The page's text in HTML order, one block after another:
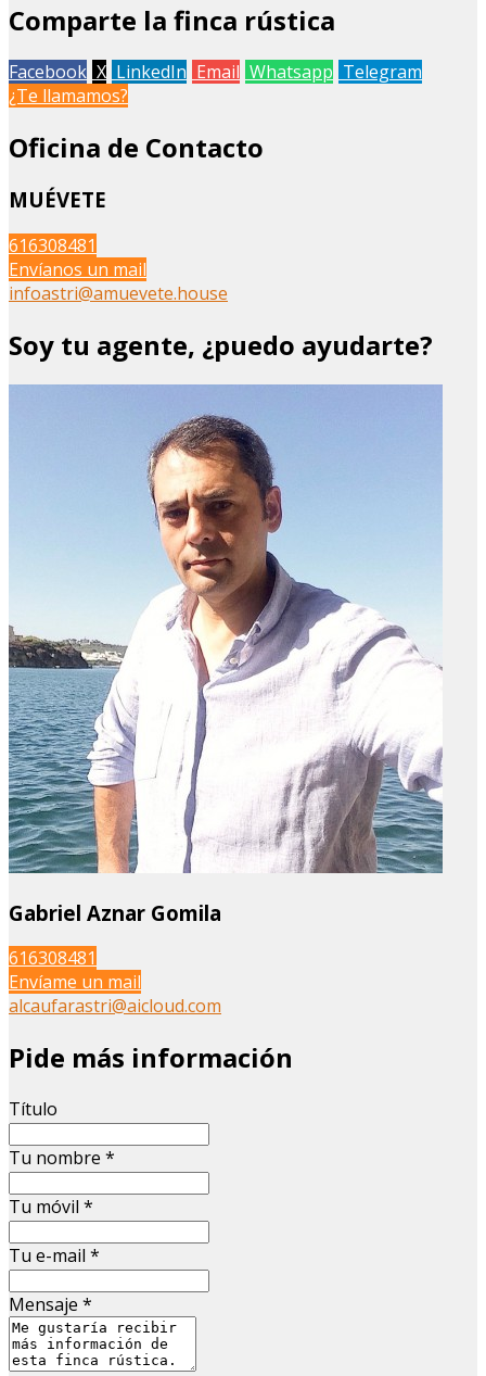
Comparte la finca rústica
Facebook X LinkedIn Email Whatsapp Telegram
¿Te llamamos?
Oficina de Contacto
MUÉVETE
616308481
Envíanos un mail
infoastri@amuevete.house
Soy tu agente, ¿puedo ayudarte?
Gabriel Aznar Gomila
616308481
Envíame un mail
alcaufarastri@aicloud.com
Pide más información
Título
Tu nombre *
Tu móvil *
Tu e-mail *
Mensaje *